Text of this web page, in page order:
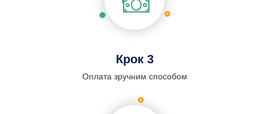
Крок 3
Оплата зручним способом